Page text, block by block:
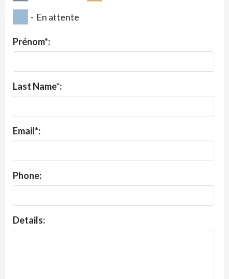
- En attente
Prénom*:
Last Name*:
Email*:
Phone:
Details: